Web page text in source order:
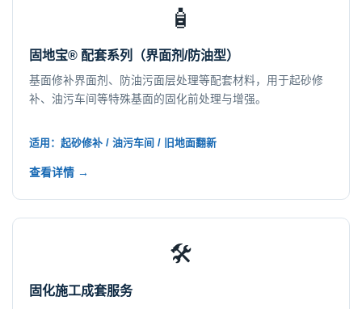
🧴
固地宝® 配套系列（界面剂/防油型）
基面修补界面剂、防油污面层处理等配套材料，用于起砂修
补、油污车间等特殊基面的固化前处理与增强。
适用：起砂修补 / 油污车间 / 旧地面翻新
查看详情 →
🛠️
固化施工成套服务